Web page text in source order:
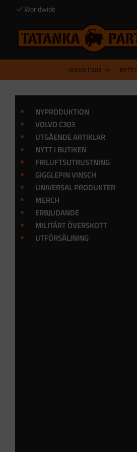
Worldwide
VOLVO C303 NYTT
NYPRODUKTION
VOLVO C303
UTGÅENDE ARTIKLAR
NYTT I BUTIKEN
FRILUFTSUTRUSTNING
GIGGLEPIN VINSCH
UNIVERSAL PRODUKTER
MERCH
ERBJUDANDE
MILITÄRT ÖVERSKOTT
UTFÖRSÄLJNING